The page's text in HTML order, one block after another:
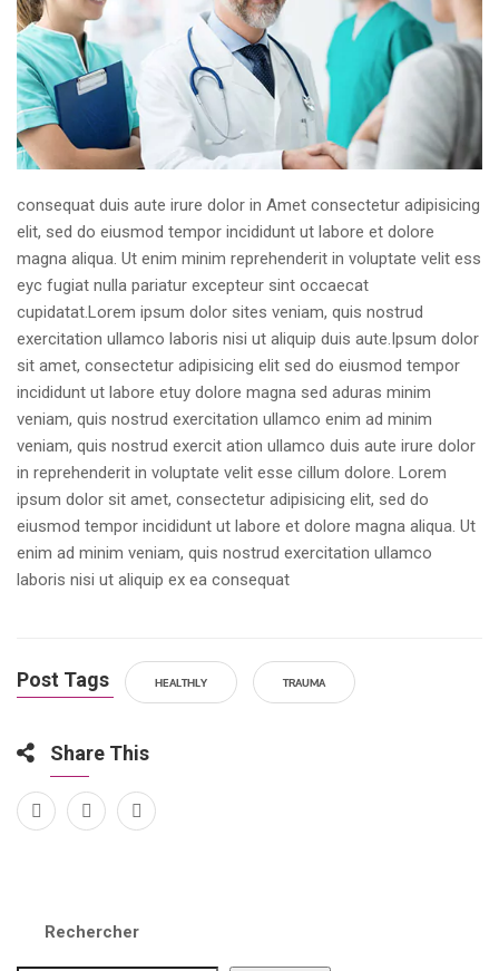
consequat duis aute irure dolor in Amet consectetur adipisicing
elit, sed do eiusmod tempor incididunt ut labore et dolore
magna aliqua. Ut enim minim reprehenderit in voluptate velit ess
eyc fugiat nulla pariatur excepteur sint occaecat
cupidatat.Lorem ipsum dolor sites veniam, quis nostrud
exercitation ullamco laboris nisi ut aliquip duis aute.Ipsum dolor
sit amet, consectetur adipisicing elit sed do eiusmod tempor
incididunt ut labore etuy dolore magna sed aduras minim
veniam, quis nostrud exercitation ullamco enim ad minim
veniam, quis nostrud exercit ation ullamco duis aute irure dolor
in reprehenderit in voluptate velit esse cillum dolore. Lorem
ipsum dolor sit amet, consectetur adipisicing elit, sed do
eiusmod tempor incididunt ut labore et dolore magna aliqua. Ut
enim ad minim veniam, quis nostrud exercitation ullamco
laboris nisi ut aliquip ex ea consequat
Post Tags HEALTHLY TRAUMA
Share This
Rechercher